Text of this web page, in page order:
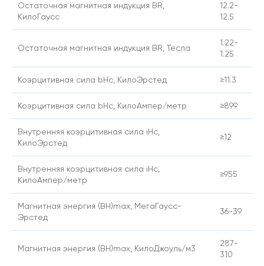
Остаточная магнитная индукция BR,
КилоГаусс
12.2-
12.5
Остаточная магнитная индукция BR, Тесла
1.22-
1.25
Коэрцитивная сила bHc, КилоЭрстед ≥11.3
Коэрцитивная сила bHc, КилоАмпер/метр ≥899
Внутренняя коэрцитивная сила iHc,
КилоЭрстед
≥12
Внутренняя коэрцитивная сила iHc,
КилоАмпер/метр
≥955
Магнитная энергия (BH)max, МегаГаусс-
Эрстед
36-39
Магнитная энергия (BH)max, КилоДжоуль/м3
287-
310